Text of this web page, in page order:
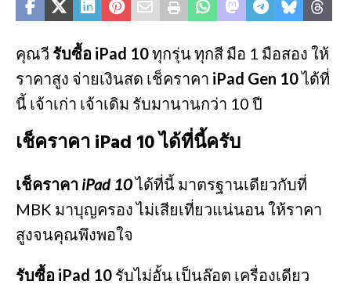
คุณวี รับซื้อ iPad 10ทุกรุ่น ทุกสี มือ 1 มือสอง ให้
ราคาสูง จ่ายเงินสด เช็คราคา iPad Gen 10ได้ที่
นี้ เจ้าเก่า เจ้าเดิม รับมานานกว่า 10 ปี
เช็คราคา iPad 10 ได้ที่นี้ครับ
เช็คราคา iPad 10ได้ที่นี้ มาตรฐานเดียวกับที่
MBK มาบุญครอง ไม่เสียเที่ยวแน่นอน ให้ราคา
สูงจนคุณพึงพอใจ
รับซื้อ iPad 10 รับไม่อั้น เป็นล๊อต เครื่องเดียว